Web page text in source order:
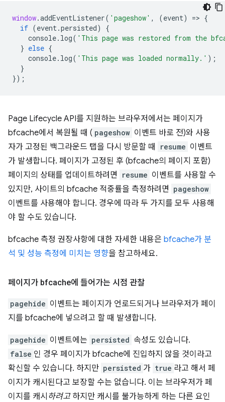
window.addEventListener( 'pageshow' , (event) => {
if (event.persisted)
{
console. log( 'This page was restored from the
} else {
console. log( 'This page was loaded normally.' );
}
});
Page Lifecycle API를 지원하는 브라우저에서는 페이지가
bfcache에서 복원될 때 ( pageshow 이벤트 바로 전)와 사용
자가 고정된 백그라운드 탭을 다시 방문할 때
resume 이벤트
가 발생합니다. 페이지가 고정된 후 (bfcache의 페이지 포함)
페이지의 상태를 업데이트하려면
resume 이벤트를 사용할 수
있지만, 사이트의 bfcache 적중률을 측정하려면 pageshow
이벤트를 사용해야 합니다. 경우에 따라 두 가지를 모두 사용해
야 할 수도 있습니다.
bfcache 측정 권장사항에 대한 자세한 내용은 bfcache가 분
석 및 성능 측정에 미치는 영향을 참고하세요.
페이지가 bfcache에 들어가는 시점 관찰
pagehide 이벤트는 페이지가 언로드되거나 브라우저가 페이
지를 bfcache에 넣으려고 할 때 발생합니다.
pagehide 이벤트에는 persisted 속성도 있습니다.
false 인 경우 페이지가 bfcache에 진입하지 않을 것이라고
확신할 수 있습니다. 하지만 persisted 가 true 라고 해서 페
이지가 캐시된다고 보장할 수는 없습니다. 이는 브라우저가 페
이지를 캐시 하려고하지만 캐시를 불가능하게 하는 다른 요인